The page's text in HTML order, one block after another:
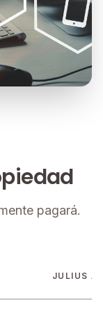
pagará.
JULIUS AI